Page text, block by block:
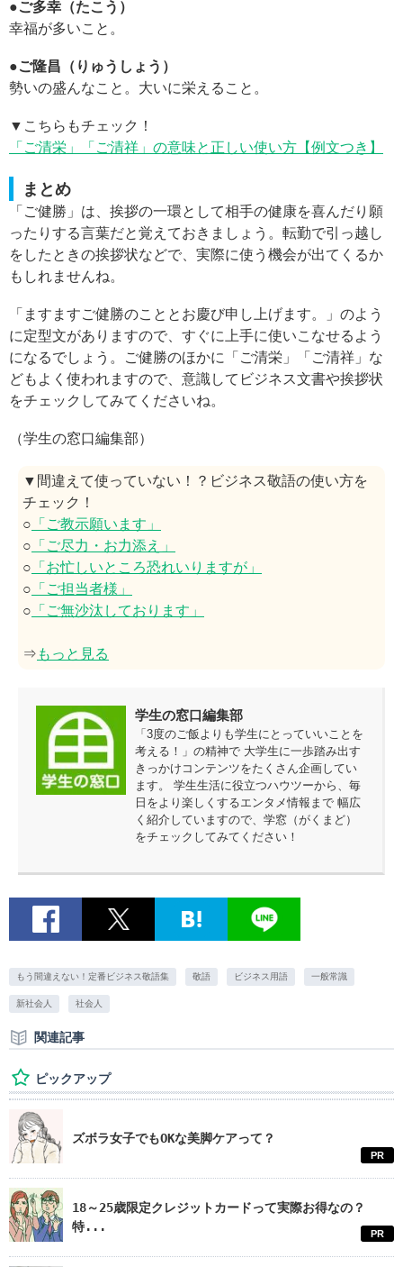
●ご多幸（たこう）
幸福が多いこと。
●ご隆昌（りゅうしょう）
勢いの盛んなこと。大いに栄えること。
▼こちらもチェック！
「ご清栄」「ご清祥」の意味と正しい使い方【例文つき】
まとめ
「ご健勝」は、挨拶の一環として相手の健康を喜んだり願
ったりする言葉だと覚えておきましょう。転勤で引っ越し
をしたときの挨拶状などで、実際に使う機会が出てくるか
もしれませんね。
「ますますご健勝のこととお慶び申し上げます。」のよう
に定型文がありますので、すぐに上手に使いこなせるよう
になるでしょう。ご健勝のほかに「ご清栄」「ご清祥」な
どもよく使われますので、意識してビジネス文書や挨拶状
をチェックしてみてくださいね。
（学生の窓口編集部）
▼間違えて使っていない！？ビジネス敬語の使い方を
チェック！
○ 「ご教示願います」
○ 「ご尽力・お力添え」
○ 「お忙しいところ恐れいりますが」
○ 「ご担当者様」
○ 「ご無沙汰しております」
⇒ もっと見る
学生の窓口編集部
「3度のご飯よりも学生にとっていいことを
考える！」の精神で 大学生に一歩踏み出す
きっかけコンテンツをたくさん企画してい
ます。 学生生活に役立つハウツーから、毎
日をより楽しくするエンタメ情報まで 幅広
く紹介していますので、学窓（がくまど）
をチェックしてみてください！
もう間違えない！定番ビジネス敬語集 敬語 ビジネス用語 一般常識
新社会人 社会人
関連記事
ピックアップ
ズボラ女子でもOKな美脚ケアって？
PR
18～25歳限定クレジットカードって実際お得なの？
特...
PR